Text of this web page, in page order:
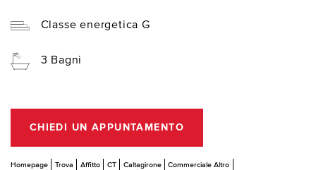
Classe energetica G
3 Bagni
CHIEDI UN APPUNTAMENTO
Homepage Trova Affitto CT Caltagirone
Commerciale Altro